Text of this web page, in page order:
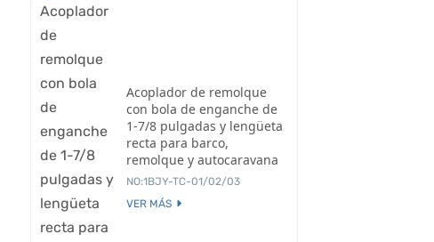
Acoplador de remolque
con bola de enganche de
1-7/8 pulgadas y lengüeta
recta para barco,
remolque y autocaravana
NO:1BJY-TC-01/02/03
VER MÁS